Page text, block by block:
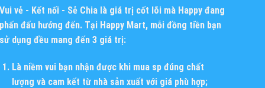
Vui vẻ - Kết nối - Sẻ Chia là giá trị cốt lõi mà Happy đang
phấn đấu hướng đến. Tại Happy Mart, mỗi đồng tiền bạn
sử dụng đều mang đến 3 giá trị:
Là niềm vui bạn nhận được khi mua sp đúng chất
lượng và cam kết từ nhà sản xuất với giá phù hợp;